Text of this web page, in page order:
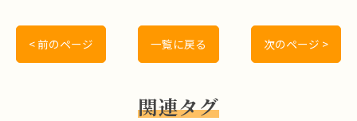
< 前のページ 一覧に戻る 次のページ >
関連タグ